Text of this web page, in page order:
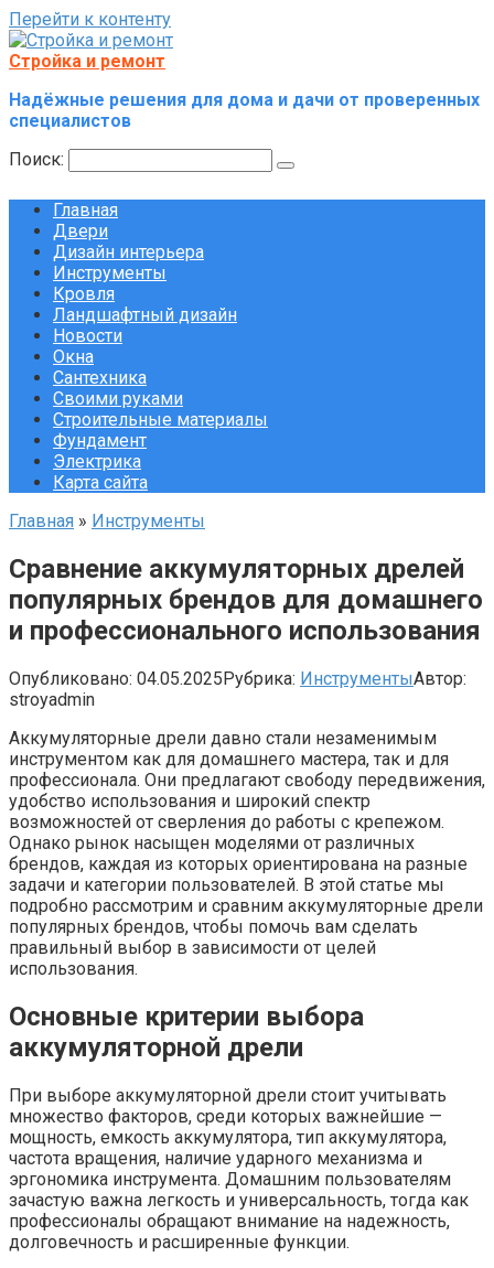
Перейти к контенту
Стройка и ремонт
Надёжные решения для дома и дачи от проверенных
специалистов
Поиск:
Главная
Двери
Дизайн интерьера
Инструменты
Кровля
Ландшафтный дизайн
Новости
Окна
Сантехника
Своими руками
Строительные материалы
Фундамент
Электрика
Карта сайта
Главная » Инструменты
Сравнение аккумуляторных дрелей
популярных брендов для домашнего
и профессионального использования
Опубликовано: 04.05.2025Рубрика: ИнструментыАвтор:
stroyadmin
Аккумуляторные дрели давно стали незаменимым
инструментом как для домашнего мастера, так и для
профессионала. Они предлагают свободу передвижения,
удобство использования и широкий спектр
возможностей от сверления до работы с крепежом.
Однако рынок насыщен моделями от различных
брендов, каждая из которых ориентирована на разные
задачи и категории пользователей. В этой статье мы
подробно рассмотрим и сравним аккумуляторные дрели
популярных брендов, чтобы помочь вам сделать
правильный выбор в зависимости от целей
использования.
Основные критерии выбора
аккумуляторной дрели
При выборе аккумуляторной дрели стоит учитывать
множество факторов, среди которых важнейшие —
мощность, емкость аккумулятора, тип аккумулятора,
частота вращения, наличие ударного механизма и
эргономика инструмента. Домашним пользователям
зачастую важна легкость и универсальность, тогда как
профессионалы обращают внимание на надежность,
долговечность и расширенные функции.